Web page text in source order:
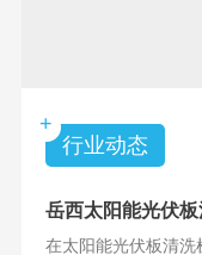
+
行业动态
岳西太阳能光伏
在太阳能光伏板清洗